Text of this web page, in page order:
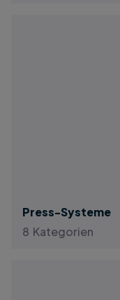
Press-Systeme
8 Kategorien